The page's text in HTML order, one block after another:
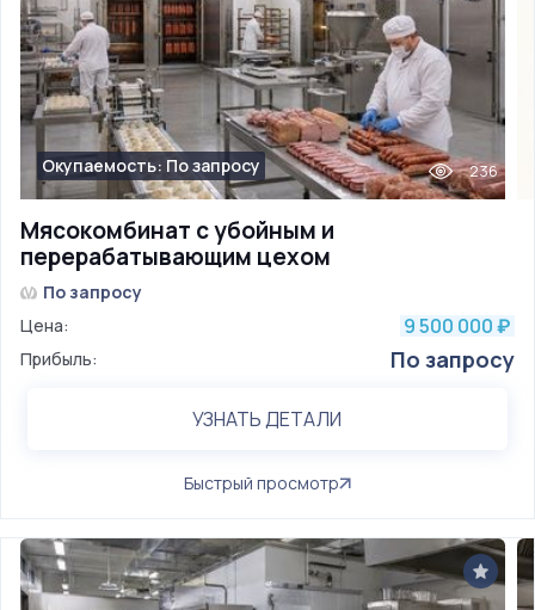
Мясокомбинат с убойным и
перерабатывающим цехом
Окупаемость: По запросу 236
По запросу
Цена:
9 500 000 ₽
Прибыль: По запросу
УЗНАТЬ ДЕТАЛИ
Быстрый просмотр